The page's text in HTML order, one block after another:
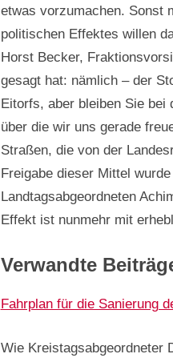
etwas vorzumachen. Sonst
politischen Effektes willen
Horst Becker,
gesagt hat: nämlich – der
Eitorfs, aber bleiben Sie bei
über die wir uns gerade
Straßen, die von der
Freigabe dieser Mittel
Landtagsabgeordneten
Effekt ist nunmehr mit
Verwandte
Fahrplan für die Sanierung
Wie Kreistagsabgeordneter